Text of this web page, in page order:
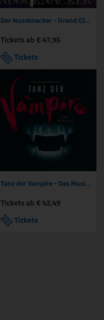
Der Nussknacker - Grand Classic Ballet - Die traditionelle Wintertournee
Tickets ab € 47,95
Tickets
Tanz der Vampire - Das Musical
Tickets ab € 42,49
Tickets